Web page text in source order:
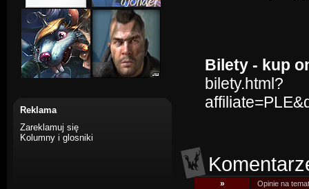
Reklama
Zareklamuj się
Kolumny i glosniki
Bilety - kup
bilety.html?
» Opinie na